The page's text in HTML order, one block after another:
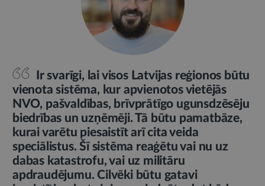
Ir svarīgi, lai visos Latvijas reģionos būtu
vienota sistēma, kur apvienotos vietējās
NVO, pašvaldības, brīvprātīgo ugunsdzēsēju
biedrības un uzņēmēji. Tā būtu pamatbāze,
kurai varētu piesaistīt arī cita veida
speciālistus. Šī sistēma reaģētu vai nu uz
dabas katastrofu, vai uz militāru
apdraudējumu. Cilvēki būtu gatavi